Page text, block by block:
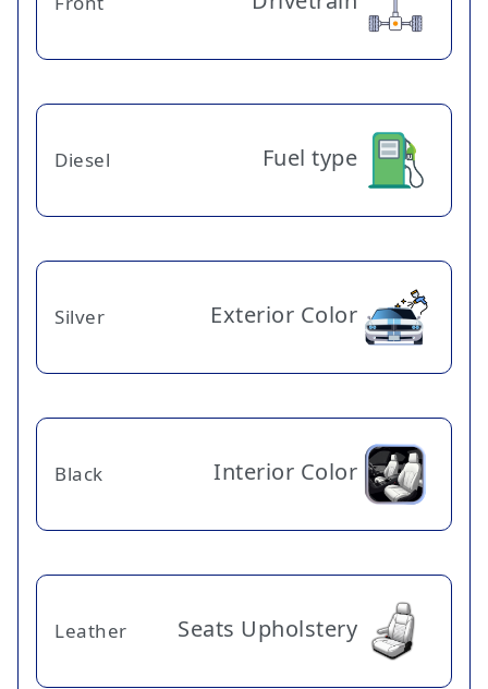
Fuel type
Diesel
Exterior Color
Silver
Interior Color
Black
Seats Upholstery
Leather